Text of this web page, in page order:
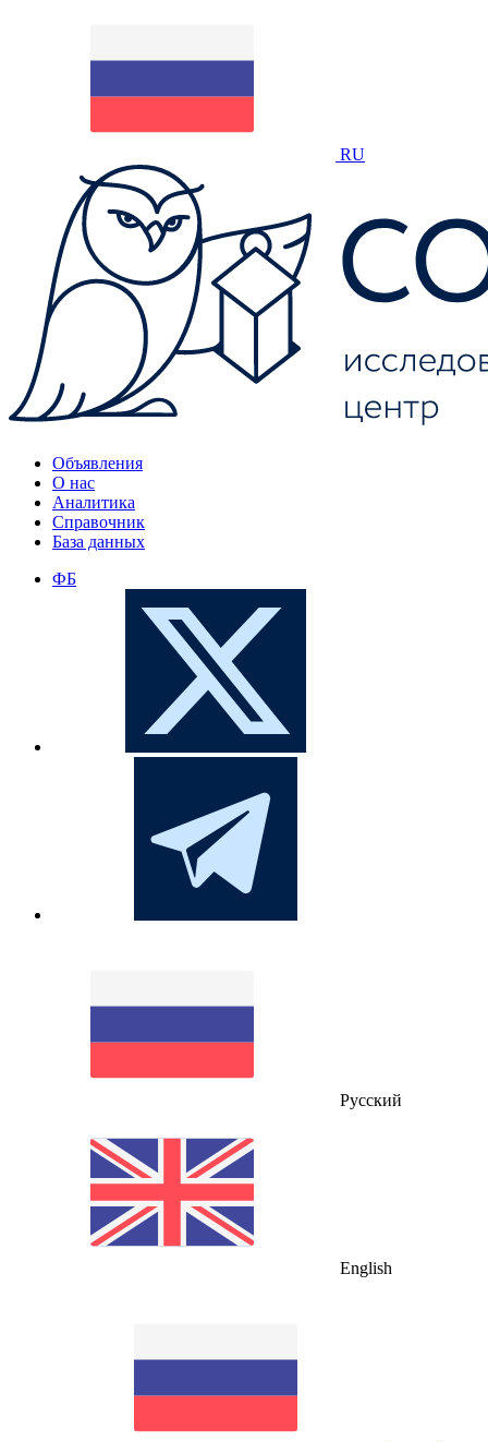
RU
Объявления
О нас
Аналитика
Справочник
База данных
ФБ
Русский
English